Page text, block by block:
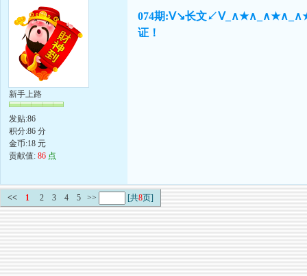
新手上路
发贴:86
积分:86 分
金币:18 元
贡献值: 86 点
074期:Ⅴ↘长文
证！
<< 1 2 3 4 5 >> [共8页]